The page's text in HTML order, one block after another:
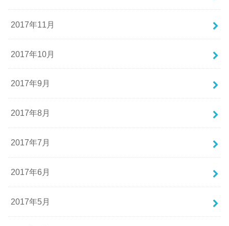
2017年11月
2017年10月
2017年9月
2017年8月
2017年7月
2017年6月
2017年5月